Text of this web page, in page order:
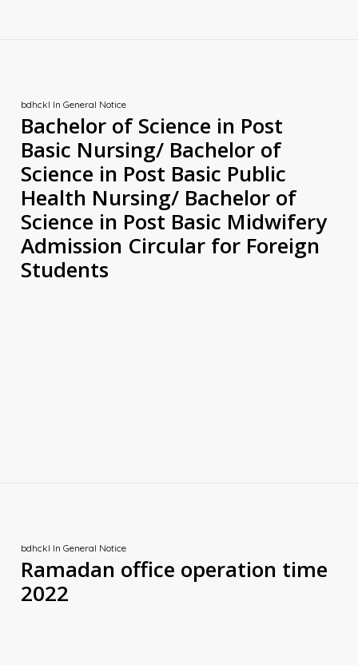
bdhckl In General Notice
Bachelor of Science in Post
Basic Nursing/ Bachelor of
Science in Post Basic Public
Health Nursing/ Bachelor of
Science in Post Basic Midwifery
Admission Circular for Foreign
Students
bdhckl In General Notice
Ramadan office operation time
2022